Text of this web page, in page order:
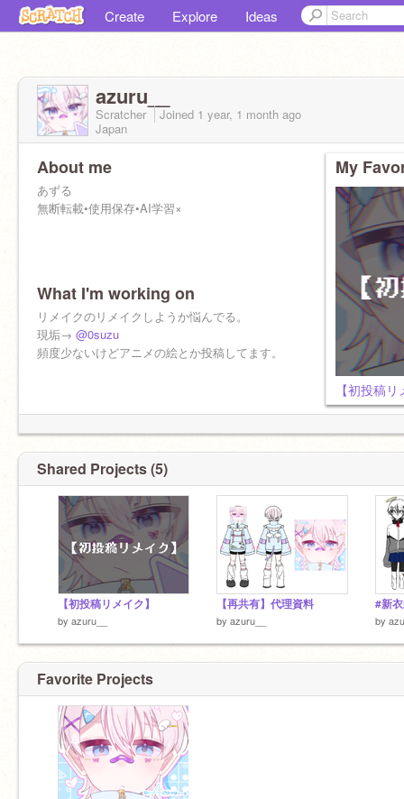
Create Explore Ideas
azuru__
Scratcher Joined 1 year, 1 month ago
Japan
About me
あずる
無断転載•使用保存•AI学習×
What I'm working on
リメイクのリメイクしようか悩んでる。
現垢→ @0suzu
頻度少ないけどアニメの絵とか投稿してます。
My
【初投稿
Shared Projects (5)
【初投稿リメイク】
by azuru__
【再共有】代理資料
by azuru__
#新
by
Favorite Projects